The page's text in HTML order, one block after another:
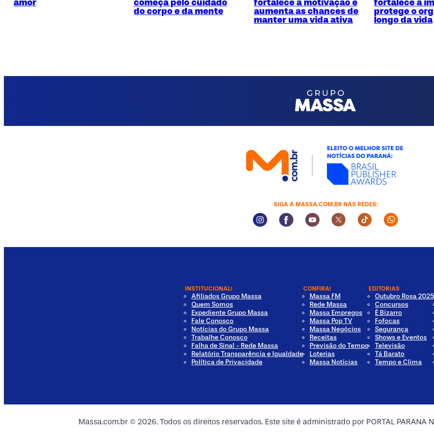
Media
Media
amor começa pelo cuidado
do corpo e da mente
fortalece a motivação e
aumenta as chances de
manter uma vida ativa
fortalece a
protege o
longo da vida
SIGA A MASSA.COM.BR NAS REDES:
Instagram Social Media
Facebook Social Media
Youtube Social Media
Twitter Social Media
Tiktok Social
INSTITUCIONAL!
Afiliados Grupo Massa
Quem Somos
Expediente Grupo Massa
Fale Conosco
Notícias do Grupo Massa
Trabalhe Conosco
Falha de Sinal - Rede Massa
Relatório Transparência e Igualdade
Política de Privacidade
CONFIRA!
Massa FM
Rede Massa
Massa Empregos
Massa Pop TV
Massa Negócios
Receitas
Previsão do Tempo
Loterias
Massa Notícias
EDITORIAS
Outubro Rosa 2025
Concursos
É Bizarro
Fofocas
Segurança
Shows e Eventos
Televisão
Tá Barato
Tempo e Clima
Massa.com.br © 2026. Todos os direitos reservados. Este site é administrado por PORTAL PARANA